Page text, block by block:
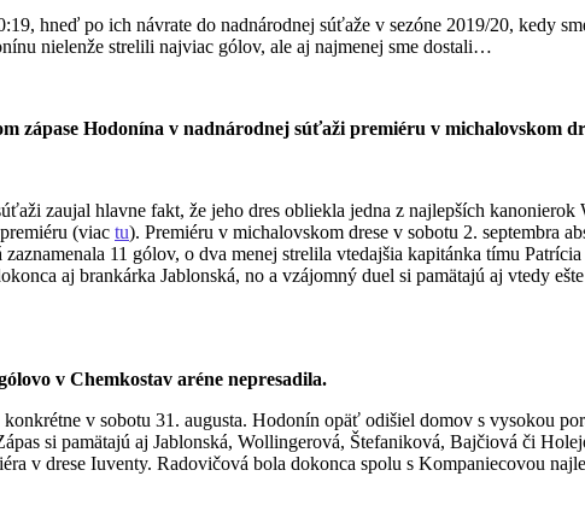
hneď po ich návrate do nadnárodnej súťaže v sezóne 2019/20, kedy
nielenže strelili najviac gólov, ale aj najmenej sme dostali…
zápase Hodonína v nadnárodnej súťaži premiéru v michalovskom
zaujal hlavne fakt, že jeho dres obliekla jedna z najlepších
(viac tu). Premiéru v michalovskom drese v sobotu 2. septembra
11 gólov, o dva menej strelila vtedajšia kapitánka tímu
aj brankárka Jablonská, no a vzájomný duel si pamätajú aj vtedy
v Chemkostav aréne nepresadila.
v sobotu 31. augusta. Hodonín opäť odišiel domov s vysokou
si pamätajú aj Jablonská, Wollingerová, Štefaniková, Bajčiová či
v drese Iuventy. Radovičová bola dokonca spolu s Kompaniecovou